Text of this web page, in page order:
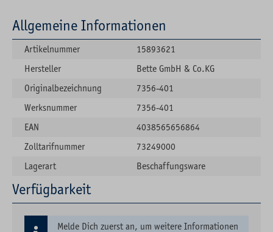
Allgemeine Informationen
Artikelnummer
15893621
Hersteller
Bette GmbH & Co.KG
Originalbezeichnung
7356-401
Werksnummer
7356-401
EAN
4038565656864
Zolltarifnummer
73249000
Lagerart
Beschaffungsware
Verfügbarkeit
Melde Dich zuerst an, um weitere Informationen